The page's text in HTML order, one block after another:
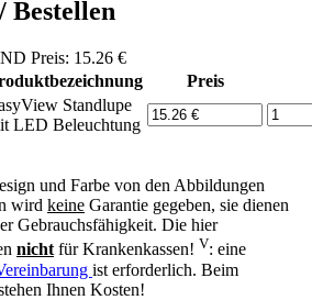
Bestellen
Preis: 15.26 €
Preis
Standlupe
LED Beleuchtung
und Farbe von den Abbildungen
wird keine Garantie gegeben, sie dienen
Gebrauchsfähigkeit. Die hier
nichtfür Krankenkassen! V: eine
ist erforderlich. Beim
Ihnen Kosten!